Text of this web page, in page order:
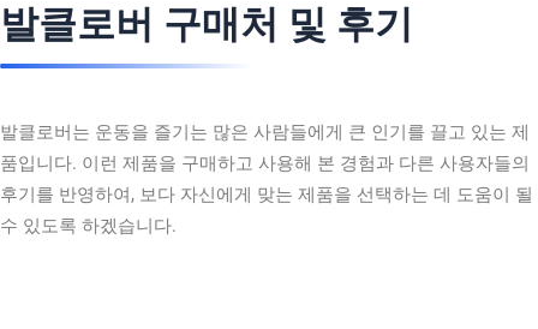
발클로버 구매처 및 후기
발클로버는 운동을 즐기는 많은 사람들에게 큰 인기를 끌고 있는 제
품입니다. 이런 제품을 구매하고 사용해 본 경험과 다른 사용자들의
후기를 반영하여, 보다 자신에게 맞는 제품을 선택하는 데 도움이 될
수 있도록 하겠습니다.